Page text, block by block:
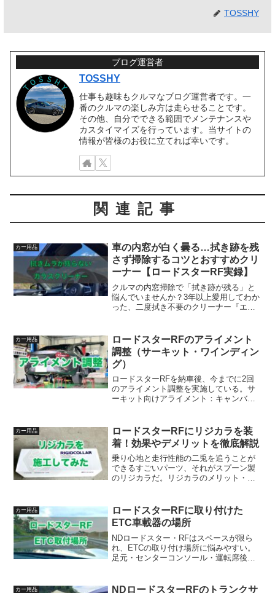
TOSSHY
ブログ運営者
TOSSHY
仕事も趣味もクルマなブログ運営者です。一
番のクルマの楽しみ方は走らせることです。
その他、自分でできる範囲でメンテナンスや
カスタイマイズを行っています。当サイトの
情報が皆様のお役に立てれば幸いです。
関連記事
カー用品
車の内窓が白く曇る…拭き跡を残
さず掃除するコツとおすすめクリ
ーナー【ロードスターRF実録】
クルマの内窓掃除で「拭き跡が残る」と
悩んでいませんか？3年以上愛用してわか
った、二度拭き不要のクリーナー『エク
介します。
カー用品
ロードスターRFのアライメント
調整（サーキット・ワインディン
グ）
ロードスターRFを納車後、今までに2回
のアライメント調整を実施している。サ
ーキット向けアライメント：キャンバー
におけるタイム重視のアライメント調整
を行った。その時のアラ...
カー用品
ロードスターRFにリジカラを装
着！効果やデメリットを徹底解説
乗り心地と走行性能の二兎を追うことが
できるすごいパーツ、それがスプーン製
のリジカラだ。リジカラのメリット・デ
装着前に知るべき注意点をロードスター
RFオーナーが実体験から紹介。後悔しな
いための判断基準もまとめた。
カー用品
ロードスターRFに取り付けた
ETC車載器の場所
NDロードスター・RFはスペースが限ら
れ、ETCの取り付け場所に悩みやすい。
足元・センターコンソール・運転席後ろ
で解説する。
カー用品
NDロードスターRFのトランクサ